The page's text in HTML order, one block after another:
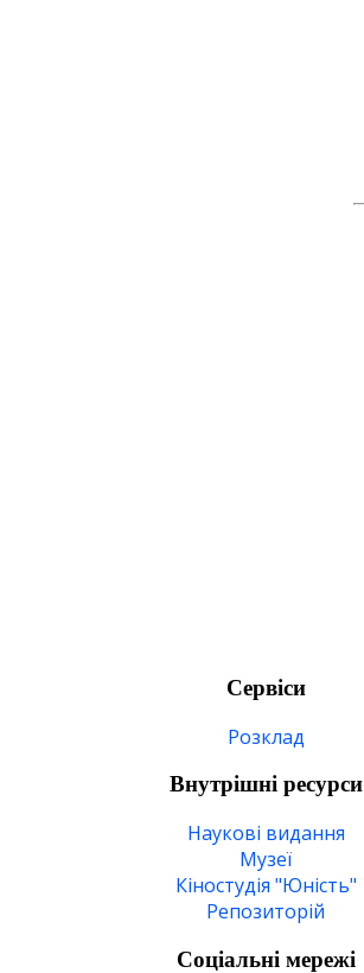
Сервіси
Розклад
Внутрішні ресурси
Наукові видання
Музеї
Кіностудія "Юність"
Репозиторій
Соціальні мережі